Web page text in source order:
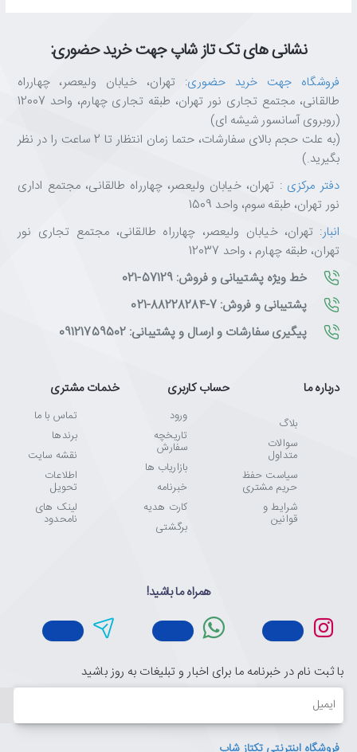
نشانی های تک تاز شاپ جهت خرید حضوری:
فروشگاه جهت خرید حضوری: تهران، خیابان ولیعصر، چهارراه
طالقانی، مجتمع تجاری نور تهران، طبقه تجاری چهارم، واحد 12007
(روبروی آسانسور شیشه ای)
(به علت حجم بالای سفارشات، حتما زمان انتظار تا 2 ساعت را در نظر
بگیرید.)
دفتر مرکزی : تهران، خیابان ولیعصر، چهارراه طالقانی، مجتمع اداری
نور تهران، طبقه سوم، واحد 1509
انبار: تهران، خیابان ولیعصر، چهارراه طالقانی، مجتمع تجاری نور
تهران، طبقه چهارم ، واحد 12037
خط ویژه پشتیبانی و فروش: 57129-021
پشتیبانی و فروش: 7-88228284-021
پیگیری سفارشات و ارسال و پشتیبانی: 09121759502
درباره ما
بلاگ
سوالات
متداول
سیاست حفظ
حریم مشتری
شرایط و
قوانین
حساب کاربری
ورود
تاریخچه
سفارش
بازاریاب ها
خبرنامه
کارت هدیه
برگشتی
خدمات مشتری
تماس با ما
برندها
نقشه سایت
اطلاعات
تحویل
لینک های
نامحدود
همراه ما باشید!
با ثبت نام در خبرنامه ما برای اخبار و تبلیغات به روز باشید
ایمیل